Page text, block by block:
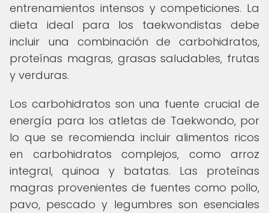
entrenamientos intensos y competiciones. La
dieta ideal para los taekwondistas debe
incluir una combinación de carbohidratos,
proteínas magras, grasas saludables, frutas
y verduras.
Los carbohidratos son una fuente crucial de
energía para los atletas de Taekwondo, por
lo que se recomienda incluir alimentos ricos
en carbohidratos complejos, como arroz
integral, quinoa y batatas. Las proteínas
magras provenientes de fuentes como pollo,
pavo, pescado y legumbres son esenciales